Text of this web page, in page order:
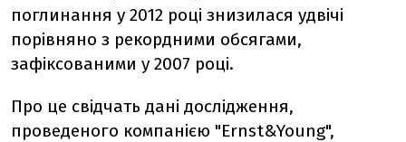
поглинання у 2012 році знизилася удвічі
порівняно з рекордними обсягами,
зафіксованими у 2007 році.
Про це свідчать дані дослідження,
проведеного компанією "Ernst&Young",